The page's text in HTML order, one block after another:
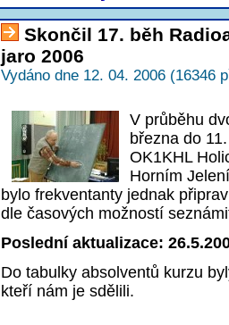
Skončil 17. běh
jaro 2006
Vydáno dne 12. 04. 2006 (16346
V průběhu
března do
OK1KHL
Horním
bylo frekventanty jednak
dle časových možností
Poslední aktualizace:
Do tabulky absolventů kurzu
kteří nám je sdělili.